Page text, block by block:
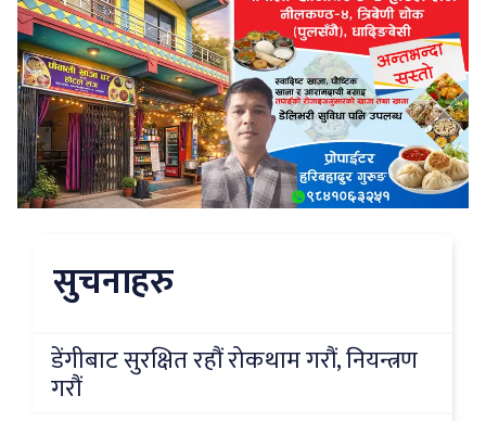
सुचनाहरु
डेंगीबाट सुरक्षित रहौं रोकथाम गरौं, नियन्त्रण
गरौं